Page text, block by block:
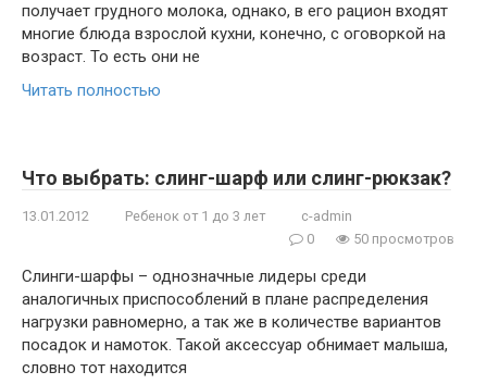
получает грудного молока, однако, в его рацион входят
многие блюда взрослой кухни, конечно, с оговоркой на
возраст. То есть они не
Читать полностью
Что выбрать: слинг-шарф или слинг-рюкзак?
13.01.2012 Ребенок от 1 до 3 лет
c-admin
0
50 просмотров
Слинги-шарфы – однозначные лидеры среди
аналогичных приспособлений в плане распределения
нагрузки равномерно, а так же в количестве вариантов
посадок и намоток. Такой аксессуар обнимает малыша,
словно тот находится